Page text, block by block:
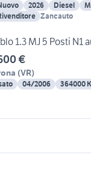
2026 Diesel
Zancauto
1.3 MJ 5 Posti N1
€
(VR)
04/2006 364000